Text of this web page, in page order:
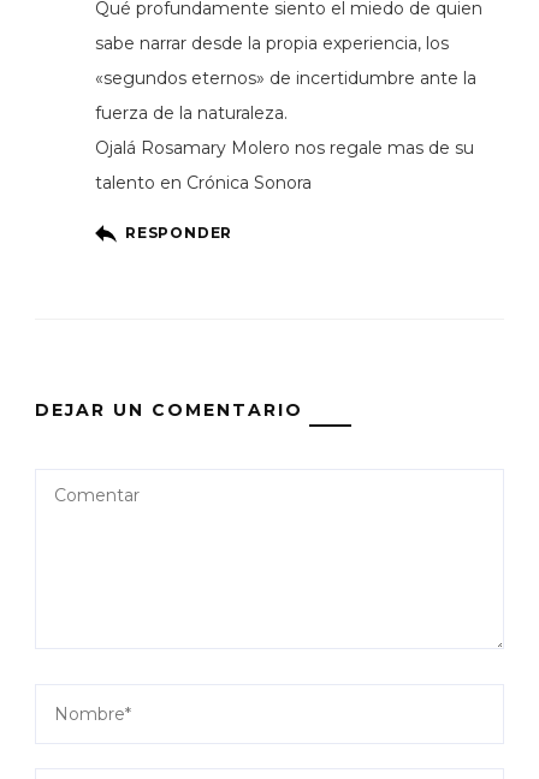
Qué profundamente siento el miedo de quien
sabe narrar desde la propia experiencia, los
«segundos eternos» de incertidumbre ante la
fuerza de la naturaleza.
Ojalá Rosamary Molero nos regale mas de su
talento en Crónica Sonora
RESPONDER
DEJAR UN COMENTARIO